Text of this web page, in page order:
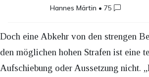
Hannes Märtin •75
Doch eine Abkehr von den strengen
den möglichen hohen Strafen ist eine
Aufschiebung oder Aussetzung nicht.